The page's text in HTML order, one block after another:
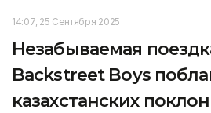
14:07, 25 Сентября 2025
Незабываемая
Backstreet Boys
казахстанских